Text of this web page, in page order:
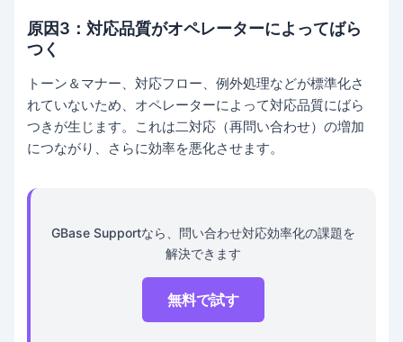
原因3：対応品質がオペレーターによってばら
つく
トーン＆マナー、対応フロー、例外処理などが標準化さ
れていないため、オペレーターによって対応品質にばら
つきが生じます。これは二対応（再問い合わせ）の増加
につながり、さらに効率を悪化させます。
GBase Supportなら、問い合わせ対応効率化の課題を
解決できます
無料で試す